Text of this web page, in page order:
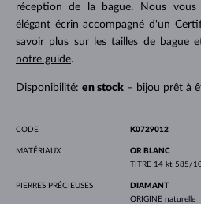
réception de la bague. Nous
élégant écrin accompagné d'un
savoir plus sur les tailles de bague
notre guide.
Disponibilité: en stock– bijou prêt à
CODE K0729012
MATÉRIAUX
OR BLANC
TITRE 14 kt 585/
PIERRES PRÉCIEUSES
DIAMANT
ORIGINE naturelle